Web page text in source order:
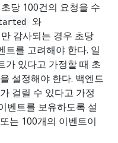
당 100건의 요청을 수
와
감사되는 경우 초당
를 고려해야 한다. 일
가 있다고 가정할 때 초
설정해야 한다. 백엔드
걸릴 수 있다고 가정
벤트를 보유하도록 설
는 100개의 이벤트이